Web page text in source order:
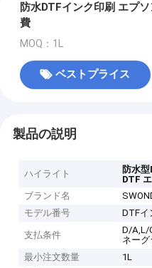
防水DTFインク印刷 エプ
費
MOQ：1L
ベストプライス
製品の説明
ハイライト 防水
DTF
ブランド名
モデル番号
DTFイ
支払条件
D/A,L/
ネーグ
最小注文数量
1L